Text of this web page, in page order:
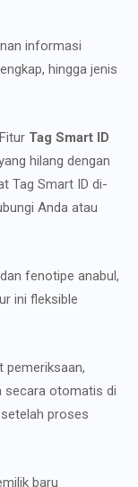
informasi
hingga jenis
Tag Smart ID
hilang dengan
Tag Smart ID di-
Anda atau
fenotipe anabul,
ini fleksible
pemeriksaan,
secara otomatis di
proses
baru